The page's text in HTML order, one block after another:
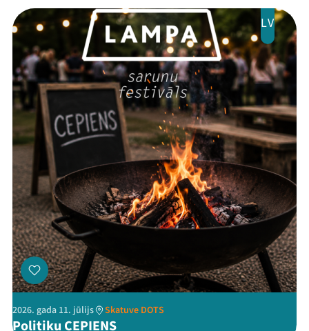
LV
2026. gada 11. jūlijs Skatuve DOTS
Politiķu CEPIENS